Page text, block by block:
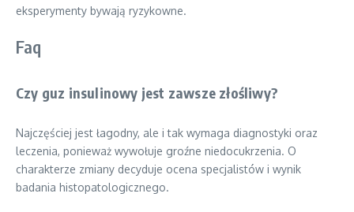
eksperymenty bywają ryzykowne.
Faq
Czy guz insulinowy jest zawsze złośliwy?
Najczęściej jest łagodny, ale i tak wymaga diagnostyki oraz
leczenia, ponieważ wywołuje groźne niedocukrzenia. O
charakterze zmiany decyduje ocena specjalistów i wynik
badania histopatologicznego.